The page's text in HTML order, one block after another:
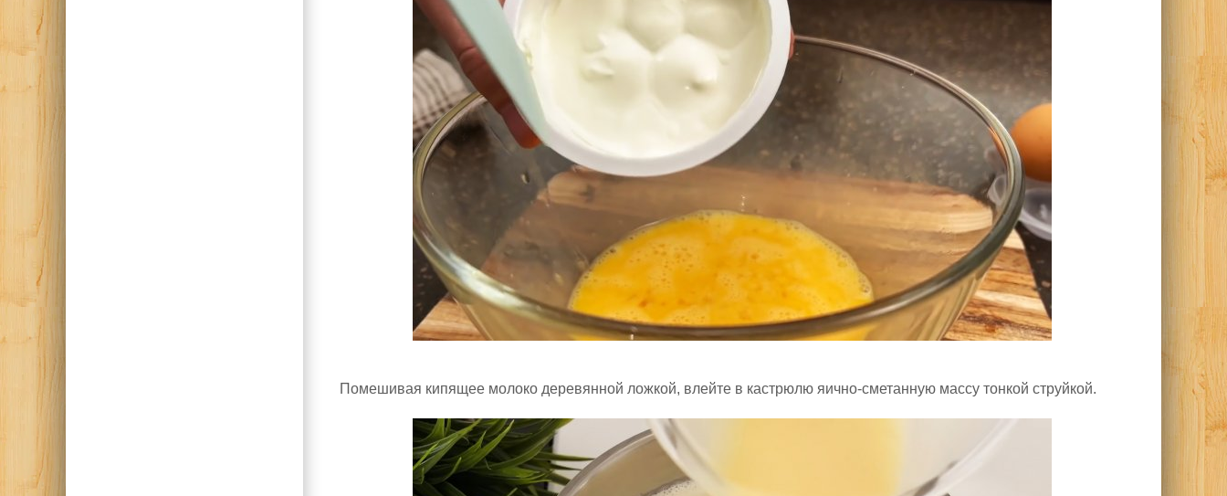
Помешивая кипящее молоко деревянной ложкой, влейте в кастрюлю яично-сметанную массу тонкой струйкой.